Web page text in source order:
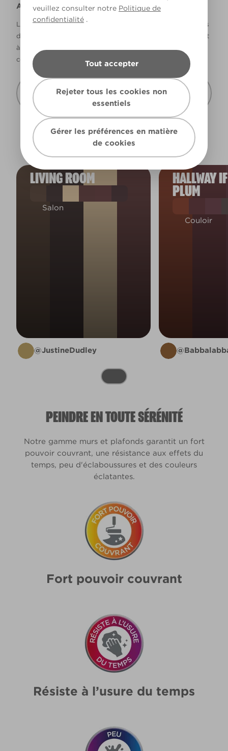
veuillez consulter notre Politique de
confidentialité .
Tout accepter
Rejeter tous les cookies non
essentiels
Gérer les préférences en matière
de cookies
Avertissement
La façon dont les couleurs s’affichent varie selon les écrans
d’ordinateur et les imprimantes. Les couleurs qui s’affichent
à l’écran et les couleurs imprimées peuvent ne pas
correspondre à la couleur réelle de la peinture.
Recevoir cette carte de couleur à mon
domicile
LIVING ROOM
Salon
@JustineDudley
HALLWAY
PLUM
Couloir
PEINDRE EN TOUTE SÉRÉNITÉ
Notre gamme murs et plafonds garantit un fort
pouvoir couvrant, une résistance aux effets du
temps, peu d'éclaboussures et des couleurs
éclatantes.
Fort pouvoir couvrant
Résiste à l’usure du temps